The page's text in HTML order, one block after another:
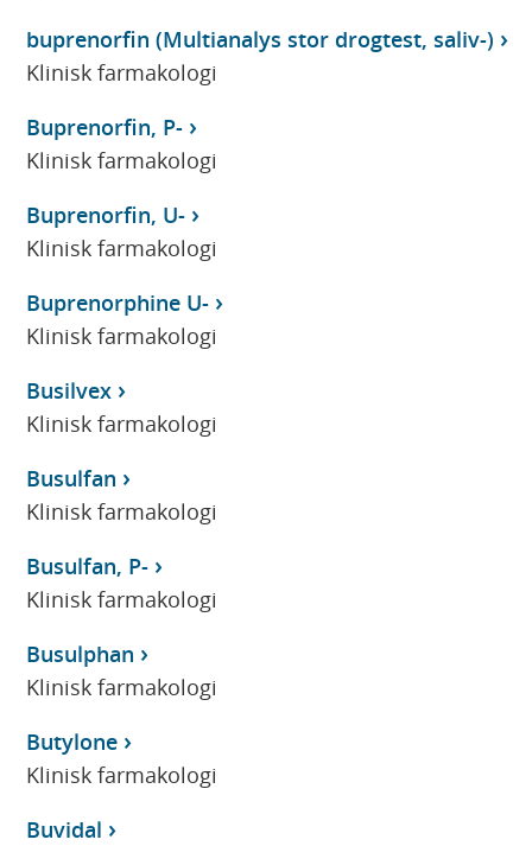
buprenorfin (Multianalys stor drogtest, saliv-)
Klinisk farmakologi
Buprenorfin, P-
Klinisk farmakologi
Buprenorfin, U-
Klinisk farmakologi
Buprenorphine U-
Klinisk farmakologi
Busilvex
Klinisk farmakologi
Busulfan
Klinisk farmakologi
Busulfan, P-
Klinisk farmakologi
Busulphan
Klinisk farmakologi
Butylone
Klinisk farmakologi
Buvidal